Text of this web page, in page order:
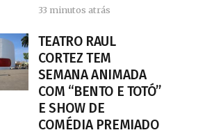
33 minutos atrás
TEATRO RAUL
CORTEZ TEM
SEMANA ANIMADA
COM “BENTO E TOTÓ”
E SHOW DE
COMÉDIA PREMIADO